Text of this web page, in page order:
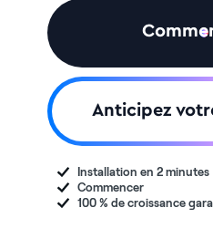
Anticipez
Installation en 2 minutes
Commencer
100 % de croissance